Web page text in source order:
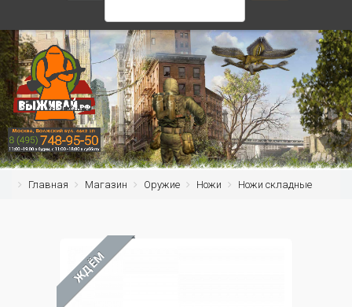
Главная Магазин Оружие Ножи Ножи складные
ЖДЁМ